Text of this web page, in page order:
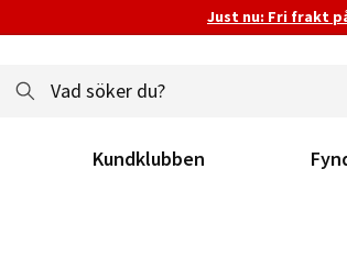
Just nu: Fri frakt
Kundklubben